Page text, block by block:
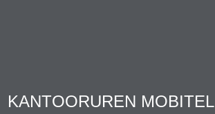
KANTOORUREN MOBITEL